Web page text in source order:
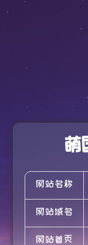
萌
网站名称
网站域名
网站首页